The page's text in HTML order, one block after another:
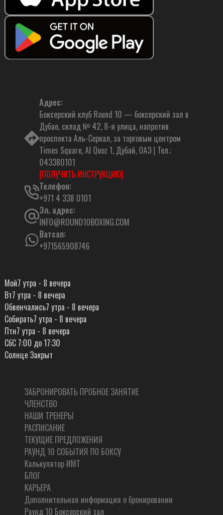
Адрес:
Боксерский клуб Round 10 — боксерский зал в
Дубае, склад № 42, 8-я улица, напротив
проспекта Аль-Серкал, за торговым центром
Times Square, Al Quoz 1, Дубай, ОАЭ | Тел.:
043380101
[ПОЛУЧИТЬ ИНСТРУКЦИЮ]
Телефон:
+971 4 338 0101
Эл. адрес:
INFO@ROUND10BOXING.COM
Ватсап:
+971565908746
Мой7 утра - 8 вечера
Вт7 утра - 8 вечера
Обвенчались7 утра - 8 вечера
Собирать7 утра - 8 вечера
Птн7 утра - 8 вечера
СбС 7:00 до 17:30
СолнцеЗакрыт
ЗАБРОНИРОВАТЬ ПРОБНОЕ ЗАНЯТИЕ
ЧЛЕНСТВО
НАШИ ТРЕНЕРЫ
РАСПИСАНИЕ
ТЕКУЩИЕ ПРЕДЛОЖЕНИЯ
РАУНД 10 СОБЫТИЯ ПО БОКСУ
Калькулятор ИМТ
БЛОГ
КАРЬЕРА
Дополнительная информация о бронировании
Раунд 10 Боксерский зал